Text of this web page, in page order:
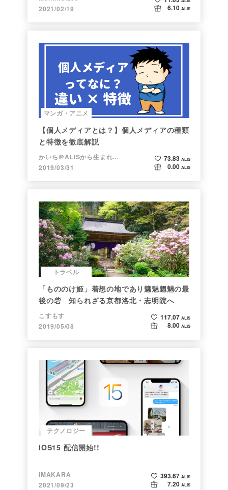
2021/02/19
6.10 ALIS
マンガ・アニメ
【個人メディアとは？】個人メディアの種類
と特徴を徹底解説
かいち＠ALISから生まれた漫画家
2019/03/31
73.83 ALIS
0.00 ALIS
トラベル
「もののけ姫」着想の地であり魑魅魍魎の最
後の砦 知られざる京都洛北・志明院へ
こすもす
2019/05/08
117.07 ALIS
8.00 ALIS
テクノロジー
iOS15 配信開始!!
IMAKARA
2021/09/23
393.67 ALIS
7.20 ALIS